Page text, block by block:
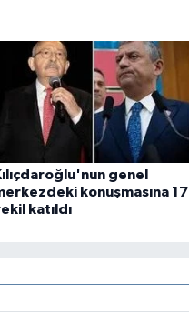
genel
konuşmasına 17
katıldı